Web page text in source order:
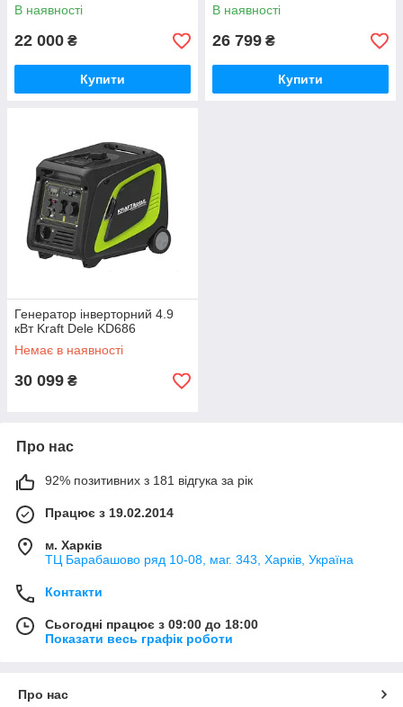
В наявності
22 000 ₴
Купити
В наявності
26 799 ₴
Купити
Генератор інверторний 4.9
кВт Kraft Dele KD686
Немає в наявності
30 099 ₴
Про нас
92% позитивних з 181 відгука за рік
Працює з 19.02.2014
м. Харків
ТЦ Барабашово ряд 10-08, маг. 343, Харків, Україна
Контакти
Сьогодні працює з 09:00 до 18:00
Показати весь графік роботи
Про нас